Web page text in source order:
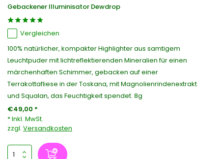
Gebackener Illuminisator Dewdrop
Vergleichen
100% natürlicher, kompakter Highlighter aus samtigem
Leuchtpuder mit lichtreflektierenden Mineralien für einen
märchenhaften Schimmer, gebacken auf einer
Terrakottafliese in der Toskana, mit Magnolienrindenextrakt
und Squalan, das Feuchtigkeit spendet. 8g
€49,00 *
* Inkl. MwSt.
zzgl. Versandkosten